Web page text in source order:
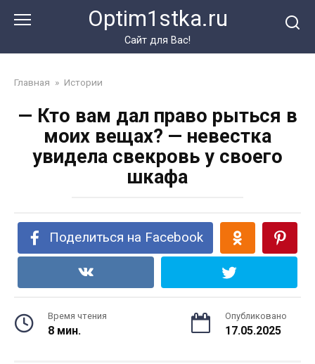
Optim1stka.ru
Сайт для Вас!
Главная » Истории
— Кто вам дал право рыться в
моих вещах? — невестка
увидела свекровь у своего
шкафа
Поделиться на Facebook
Время чтения
8 мин.
Опубликовано
17.05.2025